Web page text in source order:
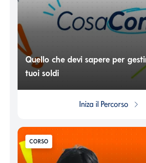
Quello che devi sapere per
tuoi soldi
Iniza il Percorso
CORSO